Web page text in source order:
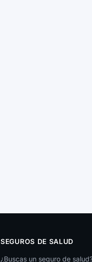
SEGUROS DE SALUD
¿Buscas un seguro de